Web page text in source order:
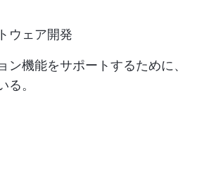
ウェア開発
ン機能をサポートするために、
る。